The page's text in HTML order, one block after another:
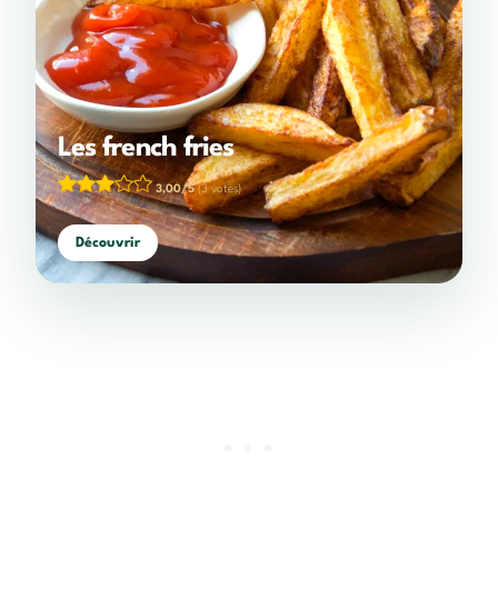
Les french fries
3,00/5(3 votes)
Découvrir